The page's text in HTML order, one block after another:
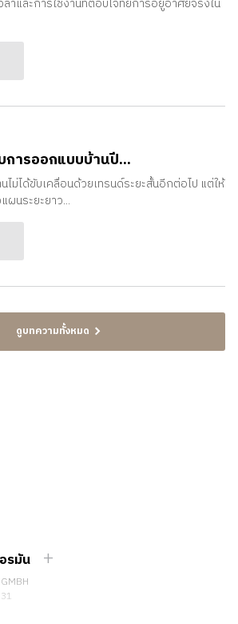
การออกแบบบ้านปี...
ม่ได้ขับเคลื่อนด้วยเทรนด์ระยะสั้นอีกต่อไป แต่ให้
นระยะยาว...
ดูบทความทั้งหมด
121
รมัน